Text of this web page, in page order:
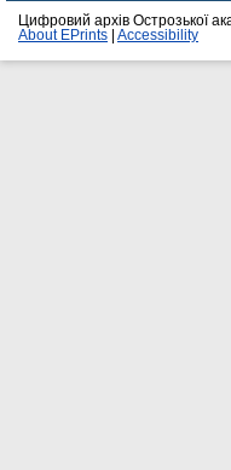
Цифровий архів Острозької
About EPrints
Accessibility